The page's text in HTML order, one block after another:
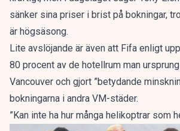
sänker sina priser i brist på bokningar,
är högsäsong.
Lite avslöjande är även att Fifa enligt
80 procent av de hotellrum man
Vancouver och gjort ”betydande
bokningarna i andra VM-städer.
”Kan inte ha hur många helikoptrar som